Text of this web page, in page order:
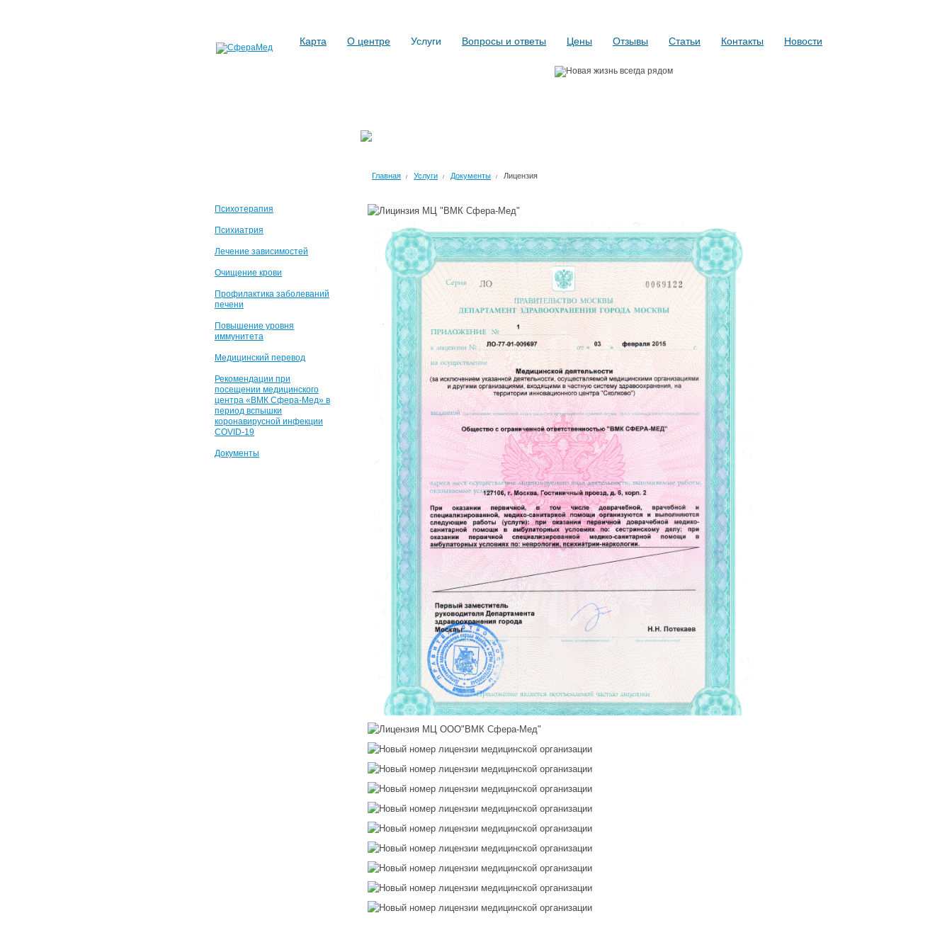
Карта О центре Услуги Вопросы и ответы Цены Отзывы Статьи Контакты Новости
Главная / Услуги / Документы / Лицензия
Психотерапия
Психиатрия
Лечение зависимостей
Очищение крови
Профилактика заболеваний
печени
Повышение уровня
иммунитета
Медицинский перевод
Рекомендации при
посещении медицинского
центра «ВМК Сфера-Мед» в
период вспышки
коронавирусной инфекции
COVID-19
Документы